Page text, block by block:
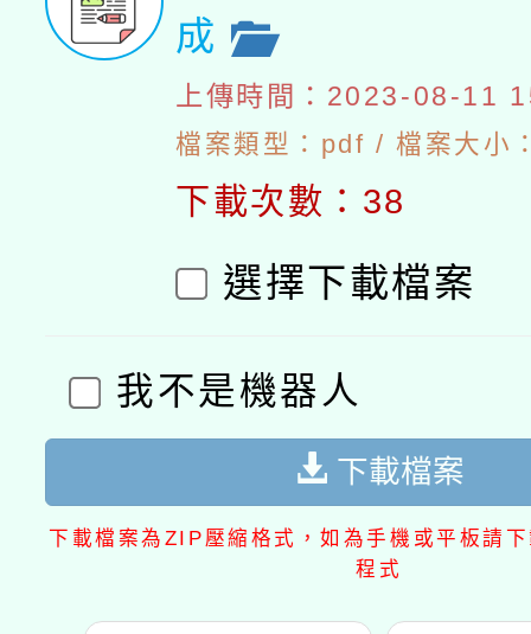
成
上傳時間：2023-08-11
檔案類型：pdf / 檔案大小
下載次數：38
選擇下載檔案
我不是機器人
下載檔案
下載檔案為ZIP壓縮格式，如為手機或平板請
程式